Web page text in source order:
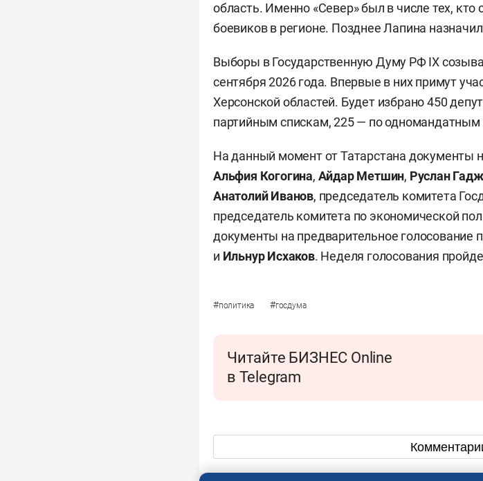
область. Именно «Север» был в числе тех,
боевиков в регионе. Позднее Лапина
Выборы в Государственную Думу РФ IX
сентября 2026 года. Впервые в них примут
Херсонской областей. Будет избрано 450
партийным спискам, 225 — по одномандатным
На данный момент от Татарстана документы
Альфия Когогина, Айдар Метшин, Руслан
Анатолий Иванов, председатель комитета
председатель комитета по экономической
документы на предварительное голосование
и Ильнур Исхаков. Неделя голосования
#политика #госдума
Читайте БИЗНЕС Online
в Telegram